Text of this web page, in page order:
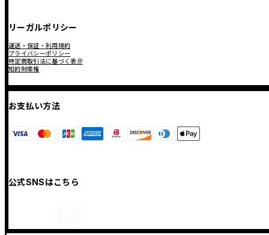
リーガルポリシー
運送・保証・利用規約
プライバシーポリシー
特定商取引法に基づく表示
知的財産権
お支払い方法
公式SNSはこちら